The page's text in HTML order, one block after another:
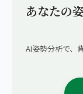
あなたの
AI姿勢分析で、